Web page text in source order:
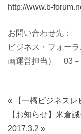
http://www.b-
お問い合わせ先：
ビジネス・フォー
画運営担当） 03－
投
稿
前
の
記
【一橋ビジネス
次
の
【お知らせ】米倉
2017.3.2